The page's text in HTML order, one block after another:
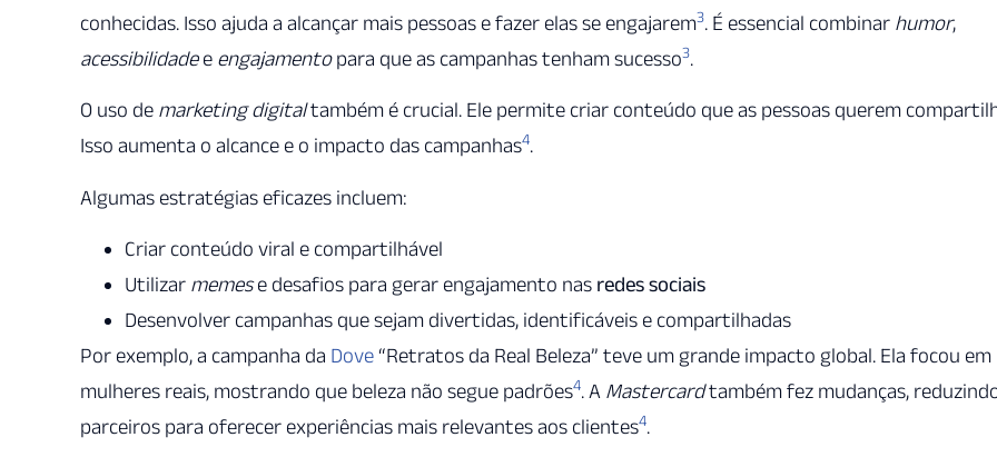
conhecidas. Isso ajuda a alcançar mais pessoas e fazer elas se engajarem3. É essencial combinar humor,
acessibilidadee engajamentopara que as campanhas tenham sucesso3.
O uso de marketing digitaltambém é crucial. Ele permite criar conteúdo que as pessoas querem
Isso aumenta o alcance e o impacto das campanhas4.
Algumas estratégias eficazes incluem:
Criar conteúdo viral e compartilhável
Utilizar memese desafios para gerar engajamento nas redes sociais
Desenvolver campanhas que sejam divertidas, identificáveis e compartilhadas
Por exemplo, a campanha da Dove “Retratos da Real Beleza” teve um grande impacto global. Ela focou em
mulheres reais, mostrando que beleza não segue padrões4. A Mastercardtambém fez mudanças,
parceiros para oferecer experiências mais relevantes aos clientes4.